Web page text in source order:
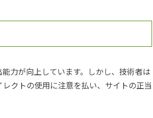
力が向上しています。しかし、技術者は
クトの使用に注意を払い、サイトの正当